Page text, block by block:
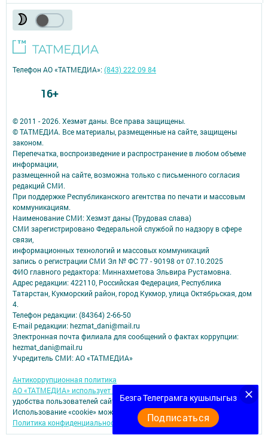
Безгә Телеграмга кушылыгыз
Подписаться
© 2011 - 2026. Хезмәт даны. Все права защищены.
© ТАТМЕДИА. Все материалы, размещенные на сайте, защищены
законом.
Перепечатка, воспроизведение и распространение в любом объеме
информации,
размещенной на сайте, возможна только с письменного согласия
редакций СМИ.
При поддержке Республиканского агентства по печати и массовым
коммуникациям.
Наименование СМИ: Хезмэт даны (Трудовая слава)
СМИ зарегистрировано Федеральной службой по надзору в сфере
связи,
информационных технологий и массовых коммуникаций
запись о регистрации СМИ Эл № ФС 77 - 90198 от 07.10.2025
ФИО главного редактора: Миннахметова Эльвира Рустамовна.
Адрес редакции: 422110, Российская Федерация, Республика
Татарстан, Кукморский район, город Кукмор, улица Октябрьская, дом
4.
Телефон редакции: (84364) 2-66-50
E-mail редакции: hezmat_dani@mail.ru
Электронная почта филиала для сообщений о фактах коррупции:
hezmat_dani@mail.ru
Учредитель СМИ: АО «ТАТМЕДИА»
Антикоррупционная политика
АО «ТАТМЕДИА» использует «cookie»
для персонализации сервисов и
удобства пользователей сайтом.
Использование «cookie» можно отменить в настройках браузера.
Политика конфиденциальности
Телефон АО «ТАТМЕДИА»:(843) 222 09 84
16+